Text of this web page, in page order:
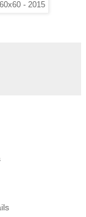
- 2015